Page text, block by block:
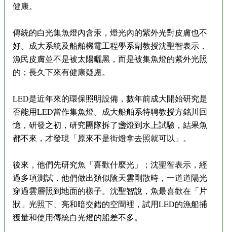
健康。
傳統的白光集魚燈內含汞，燈光內的紫外光對皮膚也不
好。成大系統及船舶機電工程學系副教授沈聖智表示，
漁民皮膚並不是被太陽曬黑，而是被集魚燈的紫外光照
的；長久下來有健康疑慮。
LED是近年來的環保照明設備，數年前成大開始研究是
否能用LED當作集魚燈。成大船舶系特聘教授方銘川回
憶，研發之初，研究團隊拆了盞燈到水上試驗，結果魚
都不來，才發現「原來不是街燈拿去照就可以」。
後來，他們先研究魚「喜歡什麼光」；沈聖智表示，經
過多項測試，他們做出類似陰天雲剛散時，一道道陽光
穿過雲層照到地面的樣子。沈聖智說，魚最喜歡在「片
狀」光照下、亮和暗交錯的空間裡，試用LED的漁船捕
獲量和使用傳統白光燈的船差不多。